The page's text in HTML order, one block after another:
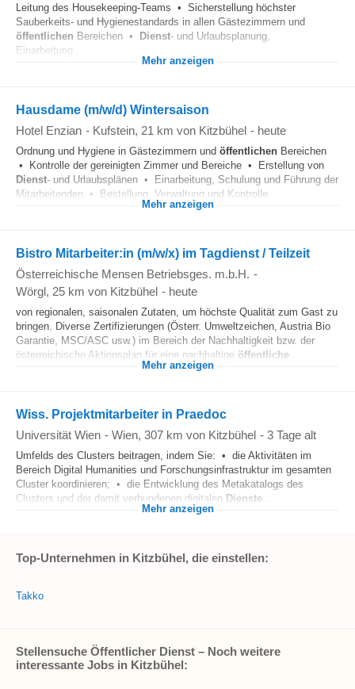
Leitung des Housekeeping-Teams • Sicherstellung höchster
Sauberkeits- und Hygienestandards in allen Gästezimmern und
öffentlichen Bereichen • Dienst- und Urlaubsplanung,
Einarbeitung...
Mehr anzeigen
Hausdame (m/w/d) Wintersaison
Hotel Enzian - Kufstein, 21 km von Kitzbühel - heute
Ordnung und Hygiene in Gästezimmern und öffentlichen Bereichen
• Kontrolle der gereinigten Zimmer und Bereiche • Erstellung von
Dienst- und Urlaubsplänen • Einarbeitung, Schulung und Führung der
Mitarbeitenden • Bestellung, Verwaltung und Kontrolle...
Mehr anzeigen
Bistro Mitarbeiter:in (m/w/x) im Tagdienst / Teilzeit
Österreichische Mensen Betriebsges. m.b.H. -
Wörgl, 25 km von Kitzbühel - heute
von regionalen, saisonalen Zutaten, um höchste Qualität zum Gast zu
bringen. Diverse Zertifizierungen (Österr. Umweltzeichen, Austria Bio
Garantie, MSC/ASC usw.) im Bereich der Nachhaltigkeit bzw. der
österreichische Aktionsplan für eine nachhaltige öffentliche
Mehr anzeigen
Wiss. Projektmitarbeiter in Praedoc
Universität Wien - Wien, 307 km von Kitzbühel - 3 Tage alt
Umfelds des Clusters beitragen, indem Sie: • die Aktivitäten im
Bereich Digital Humanities und Forschungsinfrastruktur im gesamten
Cluster koordinieren; • die Entwicklung des Metakatalogs des
Clusters und der damit verbundenen digitalen Dienste
Mehr anzeigen
Top-Unternehmen in Kitzbühel, die einstellen:
Takko
Stellensuche Öffentlicher Dienst – Noch weitere
interessante Jobs in Kitzbühel: